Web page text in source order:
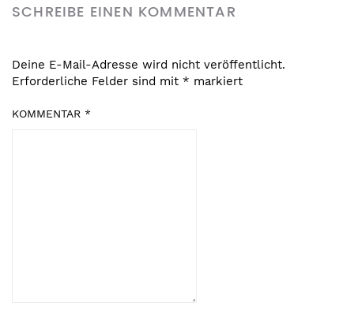
SCHREIBE EINEN KOMMENTAR
Deine E-Mail-Adresse wird nicht veröffentlicht.
Erforderliche Felder sind mit * markiert
KOMMENTAR *